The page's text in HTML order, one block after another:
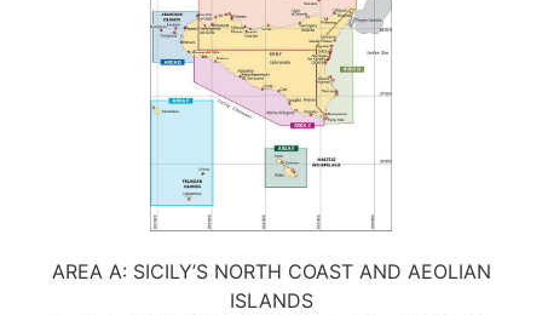
AREA A: SICILY’S NORTH COAST AND AEOLIAN
ISLANDS